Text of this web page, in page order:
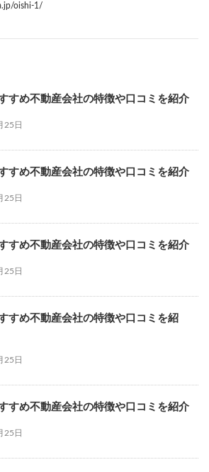
oishi-1/
すめ不動産会社の特徴や口コミを紹介
25日
すめ不動産会社の特徴や口コミを紹介
25日
すめ不動産会社の特徴や口コミを紹介
25日
すめ不動産会社の特徴や口コミを紹
25日
すめ不動産会社の特徴や口コミを紹介
25日